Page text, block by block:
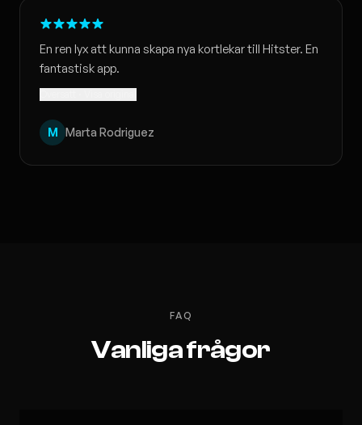
En ren lyx att kunna skapa nya kortlekar till Hitster. En
fantastisk app.
M Marta Rodriguez
FAQ
Vanliga frågor